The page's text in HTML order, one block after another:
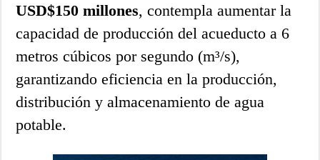
USD$150 millones, contempla aumentar la
capacidad de producción del acueducto a 6
metros cúbicos por segundo (m³/s),
garantizando eficiencia en la producción,
distribución y almacenamiento de agua
potable.